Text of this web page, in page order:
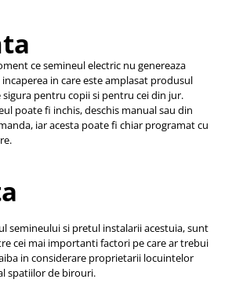
ce semineul electric nu genereaza
incaperea in care este amplasat produsul
sigura pentru copii si pentru cei din jur.
poate fi inchis, deschis manual sau din
iar acesta poate fi chiar programat cu
semineului si pretul instalarii acestuia, sunt
cei mai importanti factori pe care ar trebui
in considerare proprietarii locuintelor
spatiilor de birouri.